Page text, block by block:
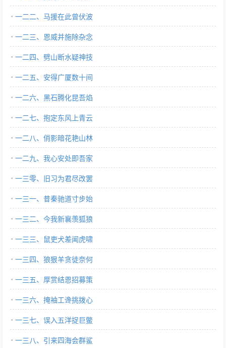
一二二、马援在此曾伏波
一二三、恩威并施除杂念
一二四、劈山断水疑神技
一二五、安得广厦数十间
一二六、黑石腾化昆吾焰
一二七、抱定东风上青云
一二八、俏影暗花艳山林
一二九、我心安处即吾家
一三零、旧习为君尽改罢
一三一、昔秦驰道寸步始
一三二、今我新襄羡狐狼
一三三、鼠吏犬差闻虎啸
一三四、狼狠羊贪徒奈何
一三五、厚赏结恩招募策
一三六、掩袖工谗挑拨心
一三七、误入五洋捉巨鳖
一三八、引来四海会群鲨